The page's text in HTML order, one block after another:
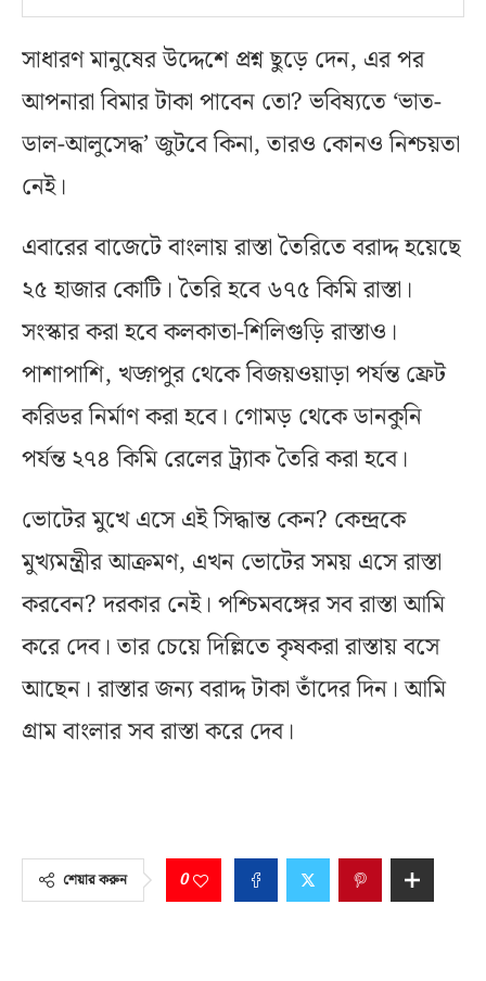
সাধারণ মানুষের উদ্দেশে প্রশ্ন ছুড়ে দেন, এর পর
আপনারা বিমার টাকা পাবেন তো? ভবিষ্যতে ‘ভাত-
ডাল-আলুসেদ্ধ’ জুটবে কিনা, তারও কোনও নিশ্চয়তা
নেই।
এবারের বাজেটে বাংলায় রাস্তা তৈরিতে বরাদ্দ হয়েছে
২৫ হাজার কোটি। তৈরি হবে ৬৭৫ কিমি রাস্তা।
সংস্কার করা হবে কলকাতা-শিলিগুড়ি রাস্তাও।
পাশাপাশি, খড়্গপুর থেকে বিজয়ওয়াড়া পর্যন্ত ফ্রেট
করিডর নির্মাণ করা হবে। গোমড় থেকে ডানকুনি
পর্যন্ত ২৭৪ কিমি রেলের ট্র্যাক তৈরি করা হবে।
ভোটের মুখে এসে এই সিদ্ধান্ত কেন? কেন্দ্রকে
মুখ্যমন্ত্রীর আক্রমণ, এখন ভোটের সময় এসে রাস্তা
করবেন? দরকার নেই। পশ্চিমবঙ্গের সব রাস্তা আমি
করে দেব। তার চেয়ে দিল্লিতে কৃষকরা রাস্তায় বসে
আছেন। রাস্তার জন্য বরাদ্দ টাকা তাঁদের দিন। আমি
গ্রাম বাংলার সব রাস্তা করে দেব।
শেয়ার করুন 0